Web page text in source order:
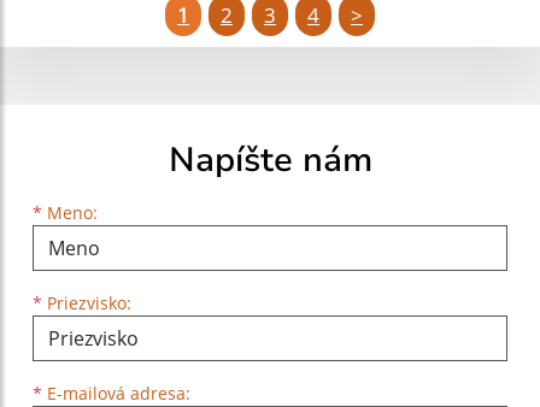
1 2 3 4 >
Napíšte nám
* Meno:
Meno
* Priezvisko:
Priezvisko
* E-mailová adresa:
E-mailová adresa